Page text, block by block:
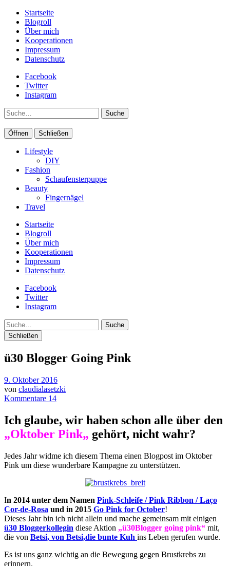
Startseite
Blogroll
Über mich
Kooperationen
Impressum
Datenschutz
Facebook
Twitter
Instagram
Suche
Öffnen Schließen
Lifestyle
DIY
Fashion
Schaufensterpuppe
Beauty
Fingernägel
Travel
Startseite
Blogroll
Über mich
Kooperationen
Impressum
Datenschutz
Facebook
Twitter
Instagram
Suche
Schließen
ü30 Blogger Going Pink
9. Oktober 2016
von claudialasetzki
Kommentare 14
Ich glaube, wir haben schon alle über den
„Oktober Pink„ gehört, nicht wahr?
Jedes Jahr widme ich diesem Thema einen Blogpost im Oktober
Pink um diese wunderbare Kampagne zu unterstützen.
In 2014 unter dem Namen Pink-Schleife / Pink Ribbon / Laço
Cor-de-Rosa und in 2015 Go Pink for October!
Dieses Jahr bin ich nicht allein und mache gemeinsam mit einigen
ü30 Bloggerkollegin diese Aktion „ü30Blogger going pink“ mit,
die von Betsi, von Betsi,die bunte Kuh ins Leben gerufen wurde.
Es ist uns ganz wichtig an die Bewegung gegen Brustkrebs zu
erinnern.